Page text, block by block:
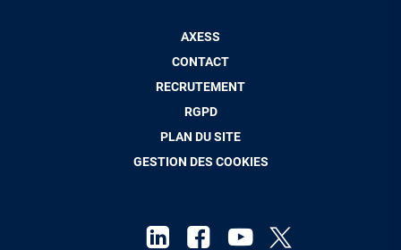
AXESS
CONTACT
RECRUTEMENT
RGPD
PLAN DU SITE
GESTION DES COOKIES